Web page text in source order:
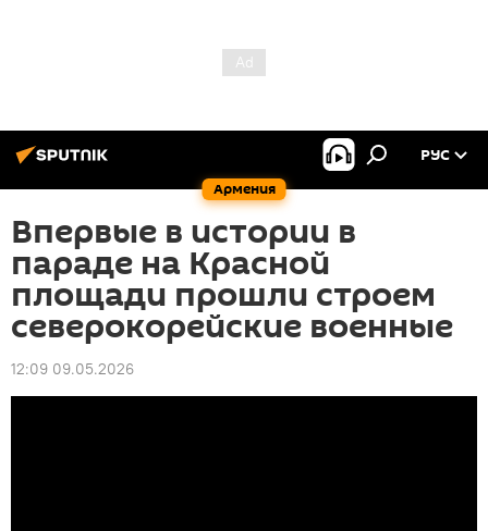
Армения
РУС
Впервые в истории в
параде на Красной
площади прошли строем
северокорейские военные
12:09 09.05.2026